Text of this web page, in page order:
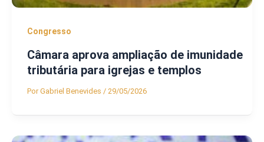
Congresso
Câmara aprova ampliação de imunidade
tributária para igrejas e templos
PorGabriel Benevides / 29/05/2026